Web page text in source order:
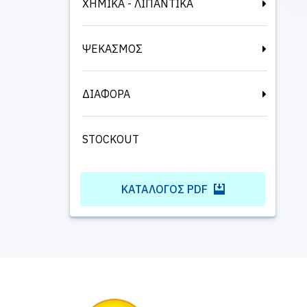
ΧΗΜΙΚΑ - ΛΙΠΑΝΤΙΚΑ
ΨΕΚΑΣΜΟΣ
ΔΙΑΦΟΡΑ
STOCKOUT
ΚΑΤΆΛΟΓΟΣ PDF